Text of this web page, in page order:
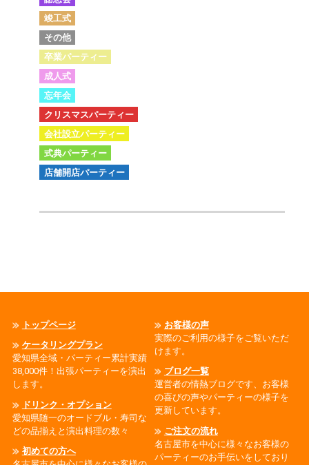
竣工式
その他
卒業パーティー
成人式
忘年会
クリスマスパーティー
会社設立パーティー
式典パーティー
店舗開店パーティー
トップページ
ケータリングプラン
愛知県全域・パーティー累計実績
38,000件！出張パーティーを演出
します。
ドリンク・オプション
愛知県随一のオードブル・寿司な
どの品揃えと演出料理の数々
初めての方へ
お客様の声
実際のご利用の様子をご覧いただ
けます。
ブログ一覧
運営者の情熱ブログです、お客様
の喜びの声やパーティーの様子を
更新しています。
ご注文の流れ
名古屋市を中心に様々なお客様の
パーティーのお手伝いをしており